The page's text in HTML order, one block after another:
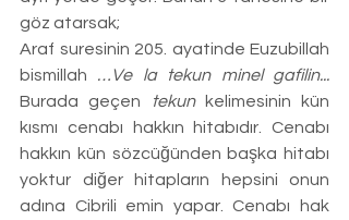
göz atarsak;
Araf suresinin 205. ayatinde Euzubillah
bismillah …Ve la tekun minel gafilin...
Burada geçen
tekun kelimesinin kün
kısmı cenabı hakkın hitabıdır. Cenabı
hakkın kün sözcüğünden başka hitabı
yoktur diğer hitapların hepsini onun
adına Cibrili emin yapar. Cenabı hak